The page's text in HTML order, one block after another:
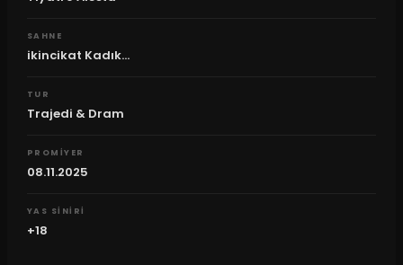
SAHNE
ikincikat Kadık...
TUR
Trajedi & Dram
PROMIYER
08.11.2025
YAS SINIRI
+18